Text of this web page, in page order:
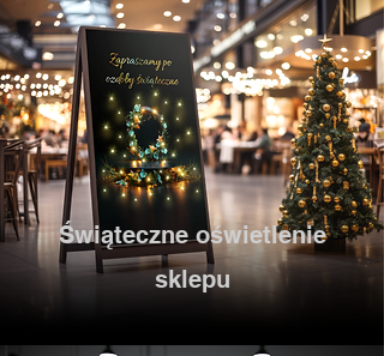
Świąteczne oświetlenie
sklepu